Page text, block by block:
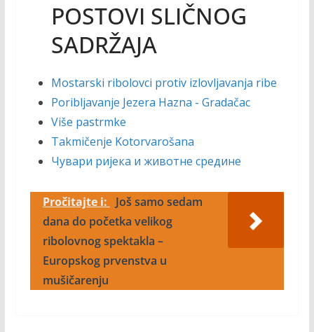
POSTOVI SLIČNOG
SADRŽAJA
Mostarski ribolovci protiv izlovljavanja ribe
Poribljavanje Jezera Hazna - Gradačac
Više pastrmke
Takmičenje Kotorvarošana
Чувари ријека и животне средине
Pročitajte i:
Još samo sedam
dana do početka velikog
ribolovnog spektakla –
Europskog prvenstva u
mušičarenju